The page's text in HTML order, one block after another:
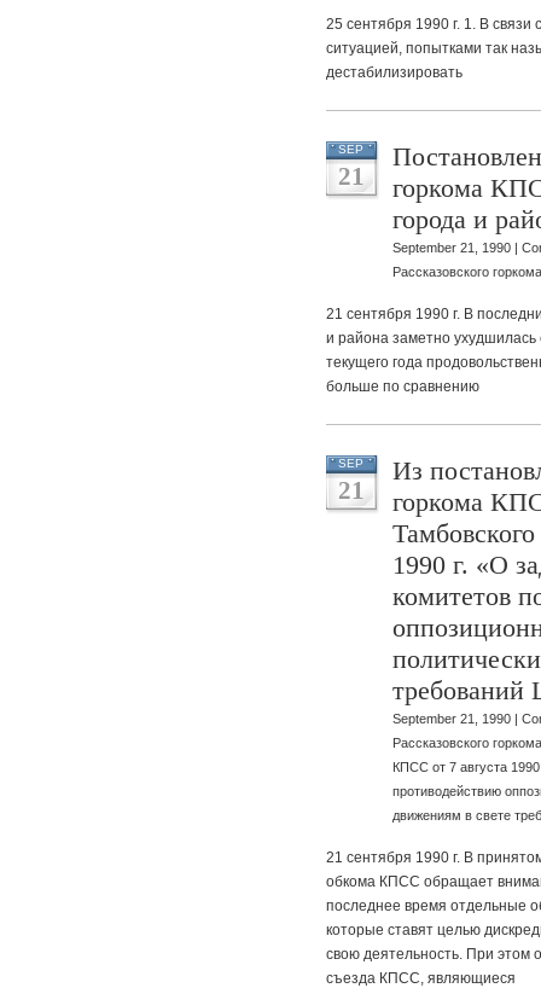
25 сентября 1990 г. 1. В
ситуацией, попытками так
дестабилизировать
SEP
21
горкома
города и
September 21, 1990 |
Рассказовского
21 сентября 1990 г. В
и района заметно ухудшилась
текущего года
больше по сравнению
SEP
21
Из
горкома
1990 г. «О
комитетов
September 21, 1990 |
Рассказовского
КПСС от 7 августа
противодействию
движениям в свете
21 сентября 1990 г. В
обкома КПСС обращает
последнее время отдельные
которые ставят целью
свою деятельность. При этом
съезда КПСС, являющиеся